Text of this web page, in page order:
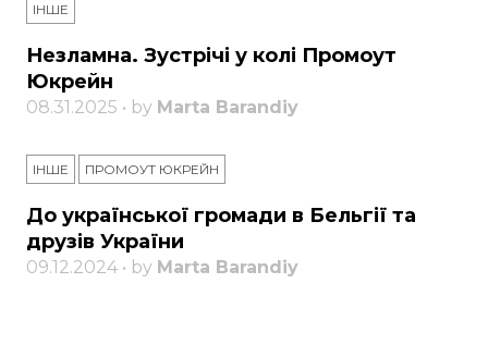
ІНШЕ
Незламна. Зустрічі у колі Промоут
Юкрейн
08.31.2025 • by Marta Barandiy
ІНШЕ ПРОМОУТ ЮКРЕЙН
До української громади в Бельгії та
друзів України
09.12.2024 • by Marta Barandiy